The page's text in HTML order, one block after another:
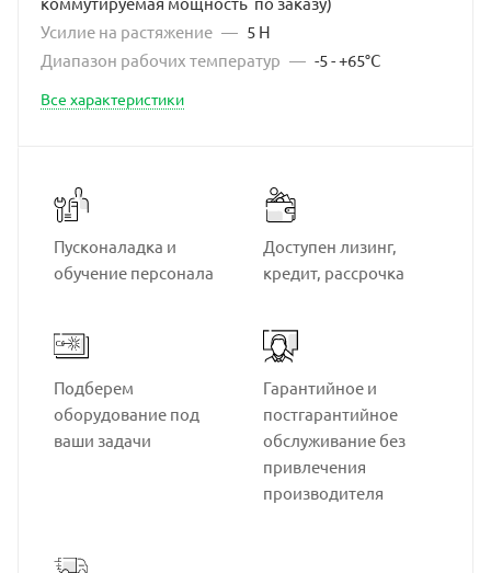
Усилие на растяжение — 5 Н
Диапазон рабочих температур — -5 - +65°C
Все характеристики
Пусконаладка и
обучение персонала
Доступен лизинг,
кредит, рассрочка
Подберем
оборудование под
ваши задачи
Гарантийное и
постгарантийное
обслуживание без
привлечения
производителя